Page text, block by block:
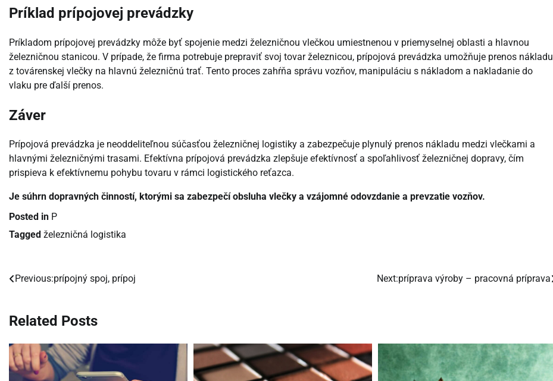
Príklad prípojovej prevádzky
Príkladom prípojovej prevádzky môže byť spojenie medzi železničnou vlečkou umiestnenou v priemyselnej oblasti a hlavnou
železničnou stanicou. V prípade, že firma potrebuje prepraviť svoj tovar železnicou, prípojová prevádzka umožňuje prenos nákladu
z továrenskej vlečky na hlavnú železničnú trať. Tento proces zahŕňa správu vozňov, manipuláciu s nákladom a nakladanie do
vlaku pre ďalší prenos.
Záver
Prípojová prevádzka je neoddeliteľnou súčasťou železničnej logistiky a zabezpečuje plynulý prenos nákladu medzi vlečkami a
hlavnými železničnými trasami. Efektívna prípojová prevádzka zlepšuje efektívnosť a spoľahlivosť železničnej dopravy, čím
prispieva k efektívnemu pohybu tovaru v rámci logistického reťazca.
Je súhrn dopravných činností, ktorými sa zabezpečí obsluha vlečky a vzájomné odovzdanie a prevzatie vozňov.
Posted in P
Tagged železničná logistika
Navigácia
článku
Previous:prípojný spoj, prípoj Next:príprava výroby – pracovná príprava
Related Posts